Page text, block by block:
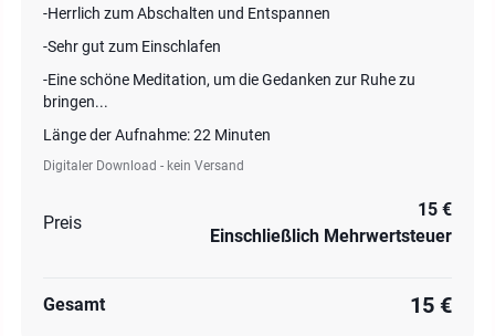
-Herrlich zum Abschalten und Entspannen
-Sehr gut zum Einschlafen
-Eine schöne Meditation, um die Gedanken zur Ruhe zu
bringen...
Länge der Aufnahme: 22 Minuten
Digitaler Download - kein Versand
Preis
15 €
Einschließlich Mehrwertsteuer
Gesamt 15 €